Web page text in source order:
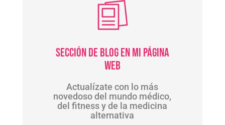
Sección de Blog en mi página
web
Actualízate con lo más
novedoso del mundo médico,
del fitness y de la medicina
alternativa